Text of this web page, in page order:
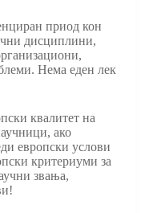
приод кон
дисциплини,
Нема еден лек
квалитет на
ако
европски услови
критериуми за
звања,